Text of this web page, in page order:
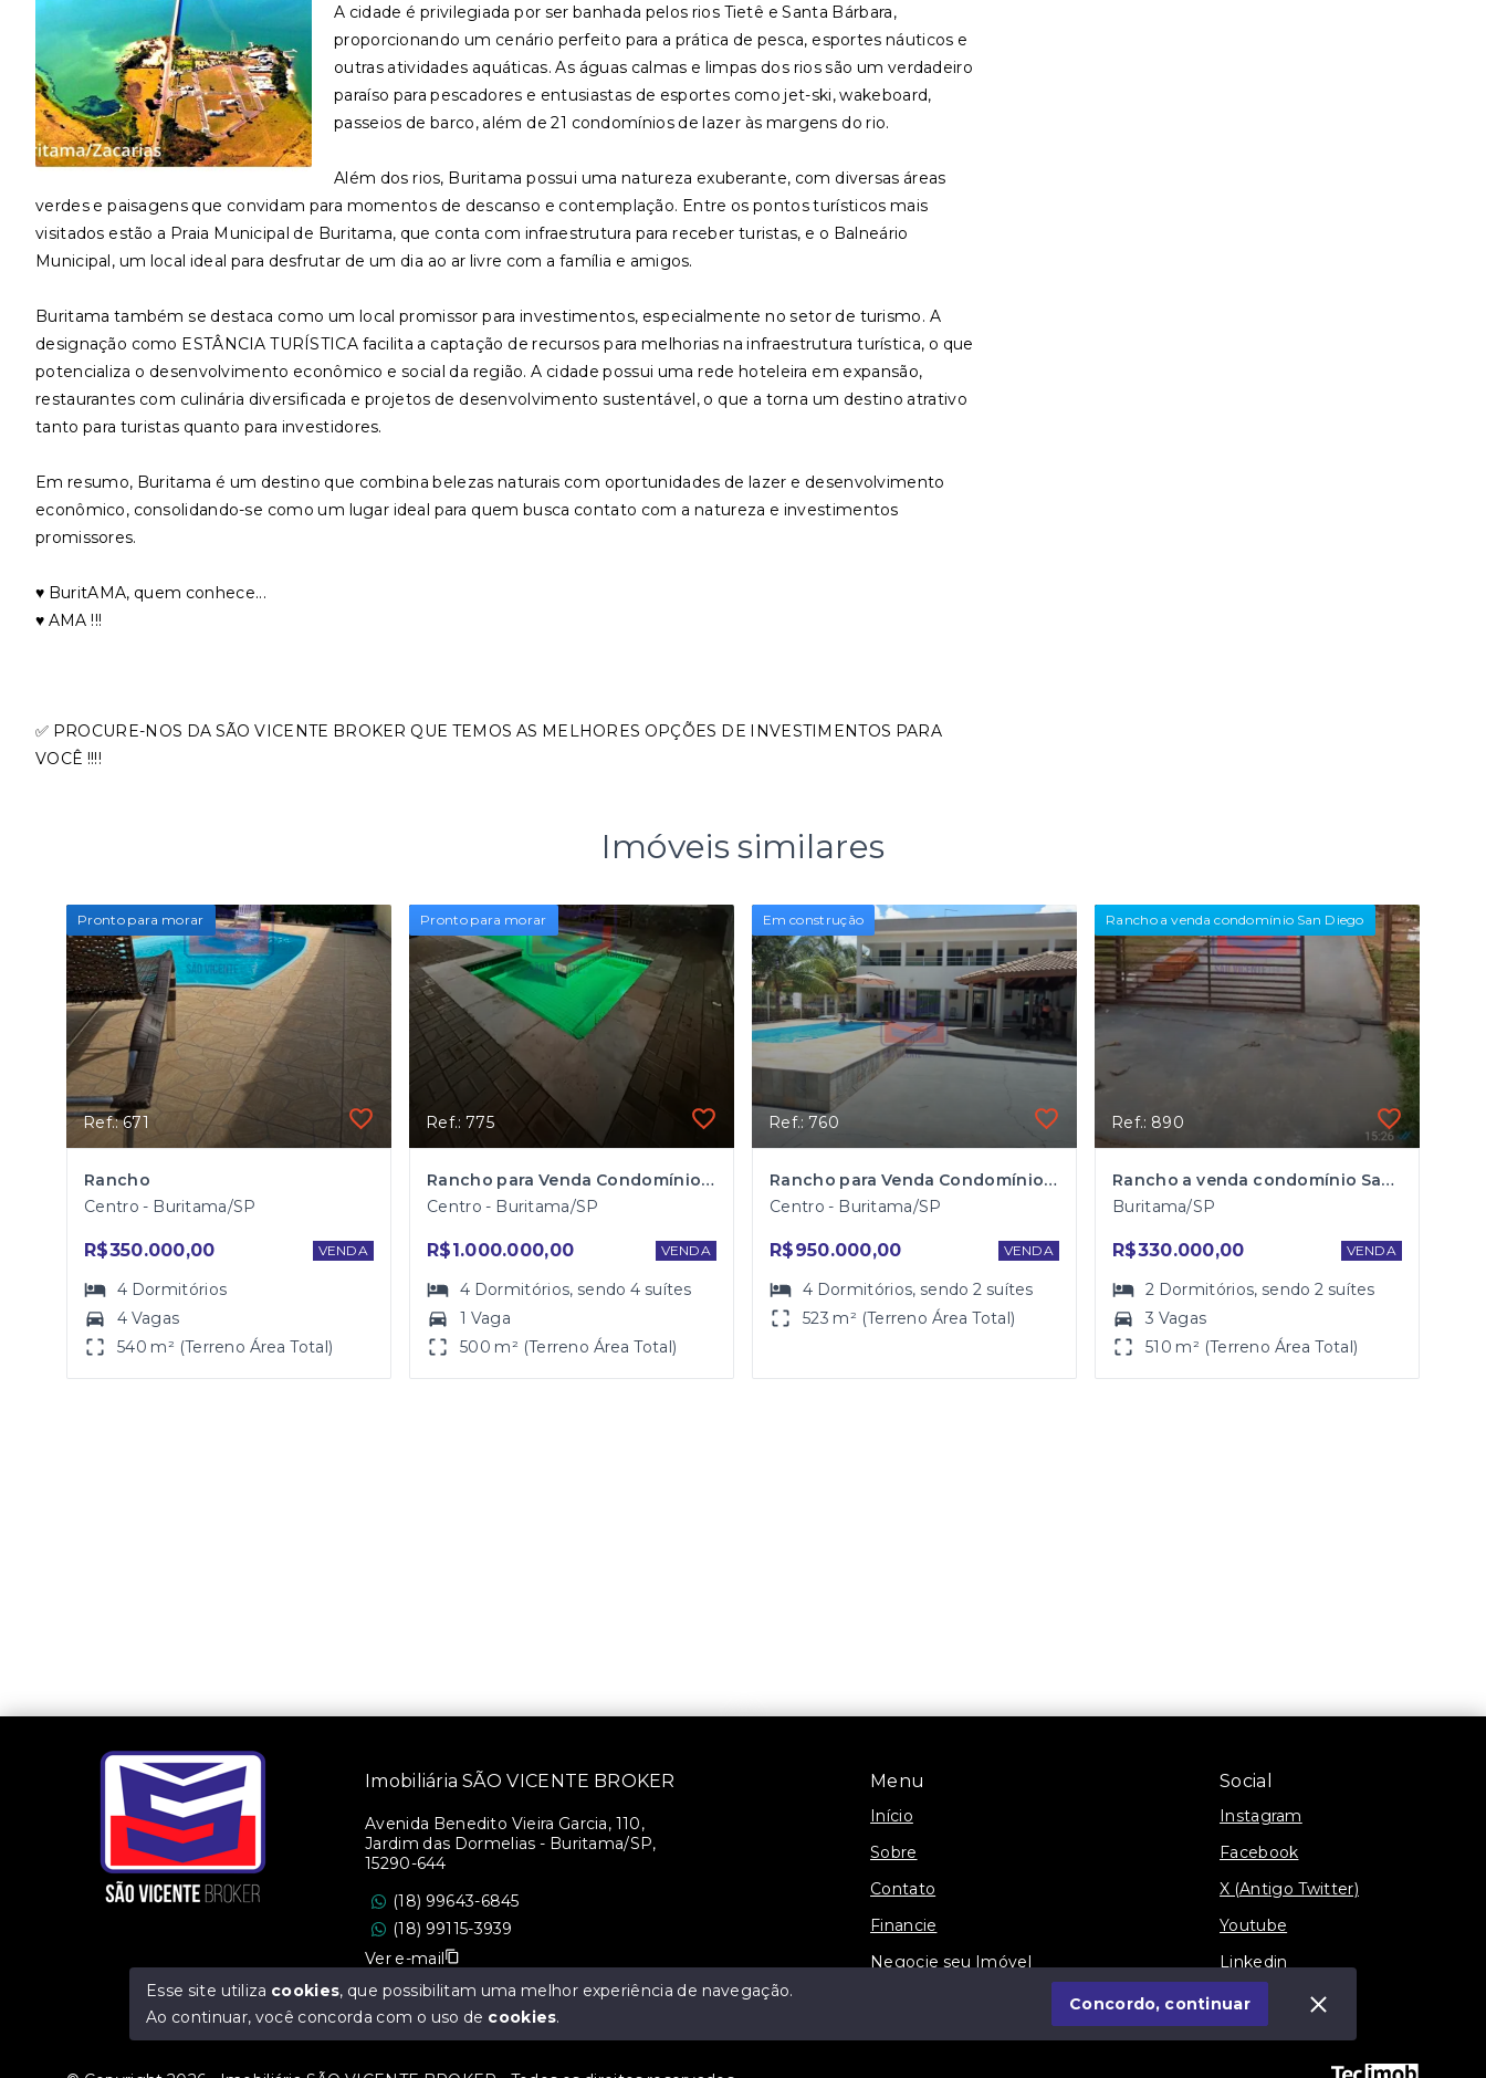
A cidade é privilegiada por ser banhada pelos rios Tietê e Santa Bárbara,
proporcionando um cenário perfeito para a prática de pesca, esportes náuticos e
outras atividades aquáticas. As águas calmas e limpas dos rios são um verdadeiro
paraíso para pescadores e entusiastas de esportes como jet-ski, wakeboard,
passeios de barco, além de 21 condomínios de lazer às margens do rio.
Além dos rios, Buritama possui uma natureza exuberante, com diversas áreas
verdes e paisagens que convidam para momentos de descanso e contemplação. Entre os pontos turísticos mais
visitados estão a Praia Municipal de Buritama, que conta com infraestrutura para receber turistas, e o Balneário
Municipal, um local ideal para desfrutar de um dia ao ar livre com a família e amigos.
Buritama também se destaca como um local promissor para investimentos, especialmente no setor de turismo. A
designação como ESTÂNCIA TURÍSTICA facilita a captação de recursos para melhorias na infraestrutura turística, o que
potencializa o desenvolvimento econômico e social da região. A cidade possui uma rede hoteleira em expansão,
restaurantes com culinária diversificada e projetos de desenvolvimento sustentável, o que a torna um destino atrativo
tanto para turistas quanto para investidores.
Em resumo, Buritama é um destino que combina belezas naturais com oportunidades de lazer e desenvolvimento
econômico, consolidando-se como um lugar ideal para quem busca contato com a natureza e investimentos
promissores.
♥️ BuritAMA, quem conhece...
♥️ AMA !!!
✅ PROCURE-NOS DA SÃO VICENTE BROKER QUE TEMOS AS MELHORES OPÇÕES DE INVESTIMENTOS PARA
VOCÊ !!!!
Imóveis similares
Pronto para morar
Ref.: 671
Rancho
Centro - Buritama/SP
R$350.000,00 VENDA
4 Dormitórios
4 Vagas
540 m² (Terreno Área Total)
Pronto para morar
Ref.: 775
Rancho para Venda Condomínio Marbella em Buritama
Centro - Buritama/SP
R$1.000.000,00 VENDA
4 Dormitórios, sendo4 suítes
1 Vaga
500 m² (Terreno Área Total)
Em construção
Ref.: 760
Rancho para Venda Condomínio Praia Bella em Buritama
Centro - Buritama/SP
R$950.000,00 VENDA
4 Dormitórios, sendo2 suítes
523 m² (Terreno Área Total)
Rancho a venda condomínio San Diego
Ref.: 890
Rancho a venda condomínio San Diego
Buritama/SP
R$330.000,00 VENDA
2 Dormitórios, sendo2 suítes
3 Vagas
510 m² (Terreno Área Total)
Menu
Início
Sobre
Contato
Financie
Negocie seu Imóvel
Social
Instagram
Facebook
X (Antigo Twitter)
Youtube
Linkedin
Blog
Imobiliária SÃO VICENTE BROKER
Avenida Benedito Vieira Garcia, 110,
Jardim das Dormelias - Buritama/SP,
15290-644
(18) 99643-6845
(18) 99115-3939
Ver e-mail
CRECI/SP: 36.473-J
Esse site utiliza cookies, que possibilitam uma melhor experiência de navegação.
Ao continuar, você concorda com o uso de cookies.
Concordo, continuar